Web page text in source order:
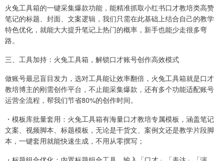
火兔工具箱的一键采集爆款功能，能精准抓取小红书口才教培类高赞
笔记的标题、封面、文案逻辑，我们只需在此基础上结合自己的教学
特色优化，就能大大提升笔记上热门的概率，新手也能少走很多弯
路。
三、工具加持：火兔工具箱，解锁口才账号创作高效模式
做账号最忌盲目发力，选对工具能让效率翻倍，火兔工具箱就是口才
教培博主的刚需创作平台，不止能采集爆款，还有多个功能适配账号
运营全流程，帮我们节省80%的创作时间。
・模板库批量套用：火兔工具箱有海量口才教培专属模板，涵盖笔记
文案、视频脚本、标题模板，无论是干货文、案例文还是教学片段脚
本，一键套用就能快速生成，不用从零撰写；